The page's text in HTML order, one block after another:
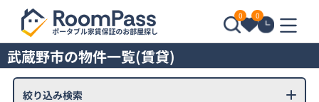
0 0
武蔵野市の物件一覧(賃貸)
絞り込み検索